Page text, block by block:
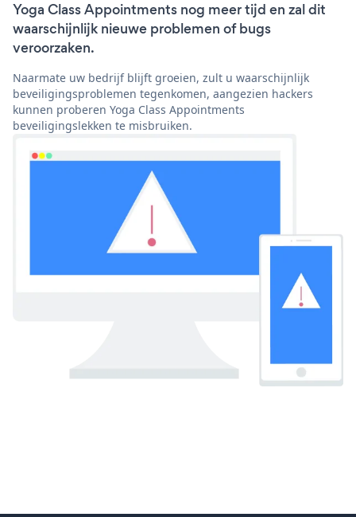
Yoga Class Appointments nog meer tijd en zal dit
waarschijnlijk nieuwe problemen of bugs
veroorzaken.
Naarmate uw bedrijf blijft groeien, zult u waarschijnlijk
beveiligingsproblemen tegenkomen, aangezien hackers
kunnen proberen Yoga Class Appointments
beveiligingslekken te misbruiken.